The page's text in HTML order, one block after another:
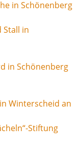
in Schönenberg
Stall in
in Schönenberg
Winterscheid an
Stiftung